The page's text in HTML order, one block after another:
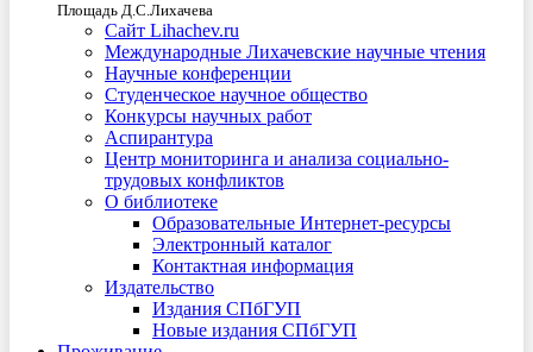
Площадь Д.С.Лихачева
Сайт Lihachev.ru
Международные Лихачевские научные чтения
Научные конференции
Студенческое научное общество
Конкурсы научных работ
Аспирантура
Центр мониторинга и анализа социально-
трудовых конфликтов
О библиотеке
Образовательные Интернет-ресурсы
Электронный каталог
Контактная информация
Издательство
Издания СПбГУП
Новые издания СПбГУП